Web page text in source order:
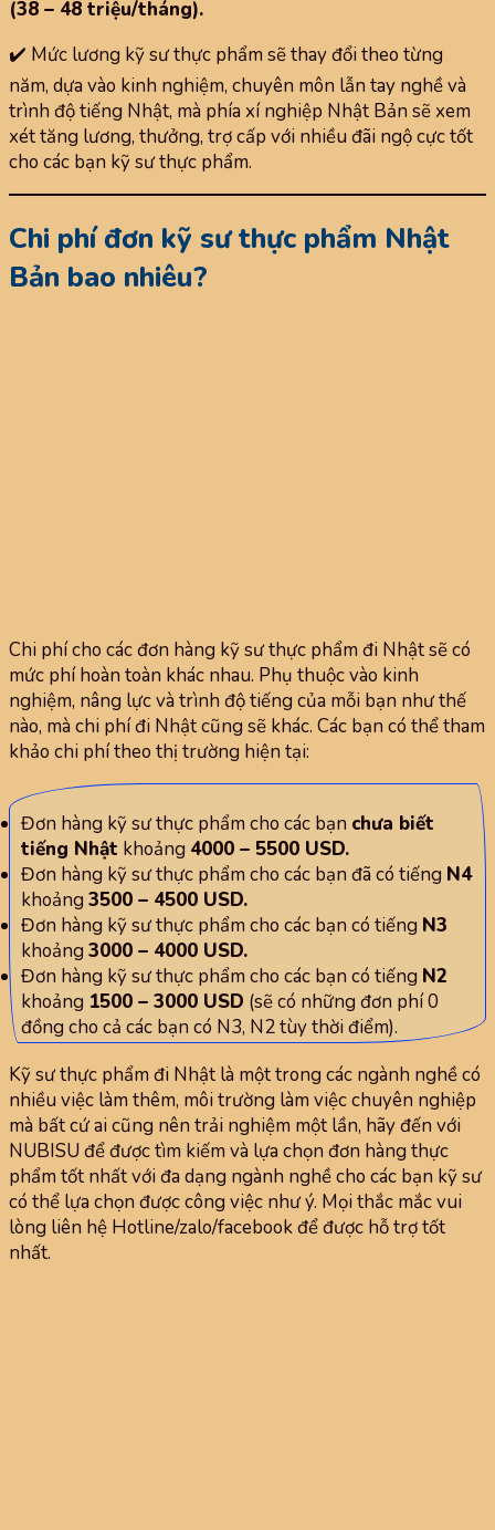
(38 – 48 triệu/tháng).
✔️ Mức lương kỹ sư thực phẩm sẽ thay đổi theo từng
năm, dựa vào kinh nghiệm, chuyên môn lẫn tay nghề và
trình độ tiếng Nhật, mà phía xí nghiệp Nhật Bản sẽ xem
xét tăng lương, thưởng, trợ cấp với nhiều đãi ngộ cực tốt
cho các bạn kỹ sư thực phẩm.
Chi phí đơn kỹ sư thực phẩm Nhật
Bản bao nhiêu?
Chi phí cho các đơn hàng kỹ sư thực phẩm đi Nhật sẽ có
mức phí hoàn toàn khác nhau. Phụ thuộc vào kinh
nghiệm, nâng lực và trình độ tiếng của mỗi bạn như thế
nào, mà chi phí đi Nhật cũng sẽ khác. Các bạn có thể tham
khảo chi phí theo thị trường hiện tại:
Đơn hàng kỹ sư thực phẩm cho các bạn chưa biết
tiếng Nhật khoảng 4000 – 5500 USD.
Đơn hàng kỹ sư thực phẩm cho các bạn đã có tiếng N4
khoảng 3500 – 4500 USD.
Đơn hàng kỹ sư thực phẩm cho các bạn có tiếng N3
khoảng 3000 – 4000 USD.
Đơn hàng kỹ sư thực phẩm cho các bạn có tiếng N2
khoảng 1500 – 3000 USD (sẽ có những đơn phí 0
đồng cho cả các bạn có N3, N2 tùy thời điểm).
Kỹ sư thực phẩm đi Nhật là một trong các ngành nghề có
nhiều việc làm thêm, môi trường làm việc chuyên nghiệp
mà bất cứ ai cũng nên trải nghiệm một lần, hãy đến với
NUBISU để được tìm kiếm và lựa chọn đơn hàng thực
phẩm tốt nhất với đa dạng ngành nghề cho các bạn kỹ sư
có thể lựa chọn được công việc như ý. Mọi thắc mắc vui
lòng liên hệ Hotline/zalo/facebook để được hỗ trợ tốt
nhất.